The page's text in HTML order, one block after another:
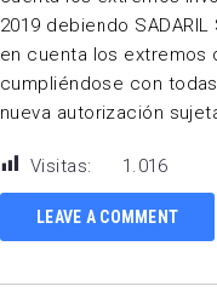
2019 debiendo SADARIL
en cuenta los extremos
cumpliéndose con
nueva autorización
Visitas: 1.016
LEAVE A COMMENT